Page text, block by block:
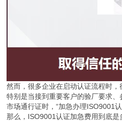
然而，很多企业在启动认证流程时，
特别是当接到重要客户的验厂要求
市场通行证时，“加急办理ISO9001
那么，ISO9001认证加急费用到底